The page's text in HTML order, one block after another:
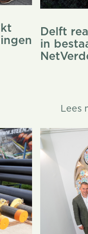
Delft
in
Lees